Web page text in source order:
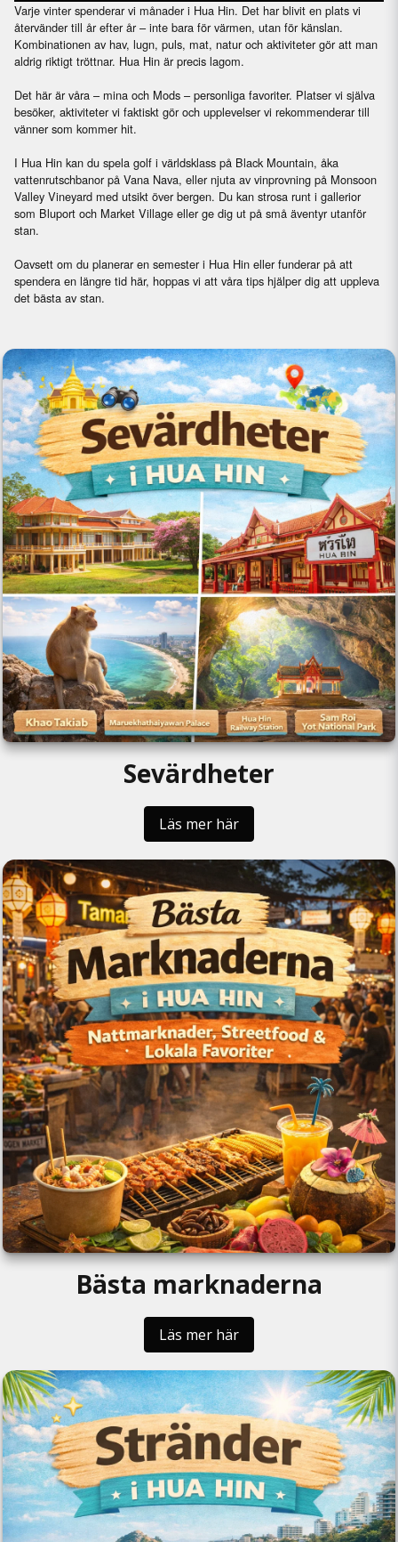
Varje vinter spenderar vi månader i Hua Hin. Det har blivit en plats vi
återvänder till år efter år – inte bara för värmen, utan för känslan.
Kombinationen av hav, lugn, puls, mat, natur och aktiviteter gör att man
aldrig riktigt tröttnar. Hua Hin är precis lagom.
Det här är våra – mina och Mods – personliga favoriter. Platser vi själva
besöker, aktiviteter vi faktiskt gör och upplevelser vi rekommenderar till
vänner som kommer hit.
I Hua Hin kan du spela golf i världsklass på Black Mountain, åka
vattenrutschbanor på Vana Nava, eller njuta av vinprovning på Monsoon
Valley Vineyard med utsikt över bergen. Du kan strosa runt i gallerior
som Bluport och Market Village eller ge dig ut på små äventyr utanför
stan.
Oavsett om du planerar en semester i Hua Hin eller funderar på att
spendera en längre tid här, hoppas vi att våra tips hjälper dig att uppleva
det bästa av stan.
Sevärdheter
Läs mer här
Bästa marknaderna
Läs mer här